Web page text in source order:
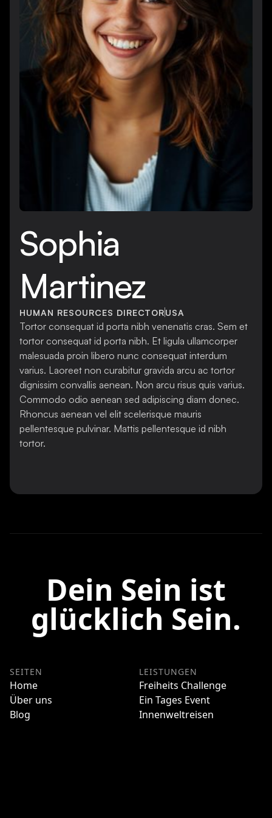
Sophia
Martinez
HUMAN RESOURCES DIRECTORUSA
Tortor consequat id porta nibh venenatis cras. Sem et
tortor consequat id porta nibh. Et ligula ullamcorper
malesuada proin libero nunc consequat interdum
varius. Laoreet non curabitur gravida arcu ac tortor
dignissim convallis aenean. Non arcu risus quis varius.
Commodo odio aenean sed adipiscing diam donec.
Rhoncus aenean vel elit scelerisque mauris
pellentesque pulvinar. Mattis pellentesque id nibh
tortor.
Dein Sein ist
glücklich Sein.
SEITEN
Home
Über uns
Blog
LEISTUNGEN
Freiheits Challenge
Ein Tages Event
Innenweltreisen